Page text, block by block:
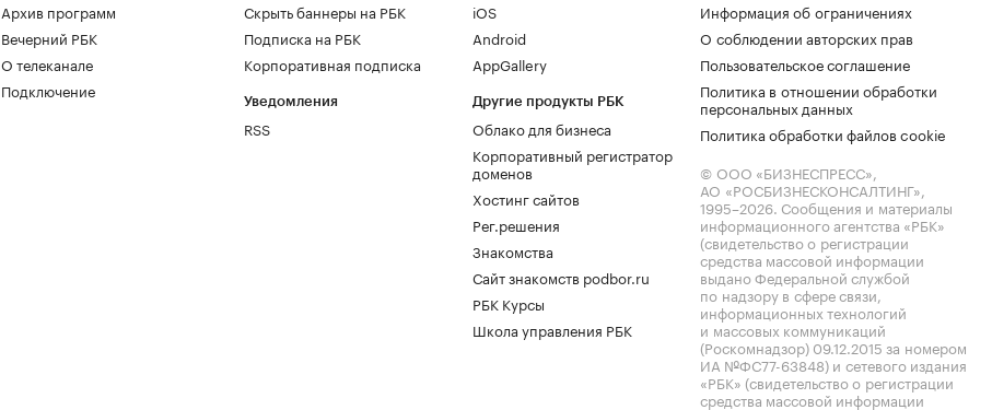
Архив программ
Вечерний РБК
О телеканале
Подключение
Скрыть баннеры на РБК
Подписка на РБК
Корпоративная подписка
Уведомления
RSS
iOS
Android
AppGallery
Другие продукты РБК
Облако для бизнеса
Корпоративный регистратор
доменов
Хостинг сайтов
Рег.решения
Знакомства
Сайт знакомств podbor.ru
РБК Курсы
Школа управления РБК
Информация об ограничениях
О соблюдении авторских прав
Пользовательское соглашение
Политика в отношении обработки
персональных данных
Политика обработки файлов cookie
© ООО «БИЗНЕСПРЕСС»,
АО «РОСБИЗНЕСКОНСАЛТИНГ»,
1995–2026. Сообщения и материалы
информационного агентства «РБК»
(свидетельство о регистрации
средства массовой информации
выдано Федеральной службой
по надзору в сфере связи,
информационных технологий
и массовых коммуникаций
(Роскомнадзор) 09.12.2015 за номером
ИА №ФС77-63848) и сетевого издания
«РБК» (свидетельство о регистрации
средства массовой информации